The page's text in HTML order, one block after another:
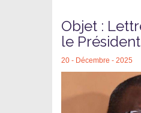
Objet :
le
20 - Décembre - 2025